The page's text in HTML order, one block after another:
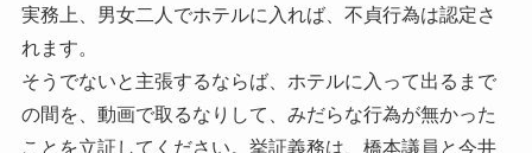
実務上、男女二人でホテルに入れば、不貞行為は認定さ
れます。
そうでないと主張するならば、ホテルに入って出るまで
の間を、動画で取るなりして、みだらな行為が無かった
ことを立証してください。挙証義務は、橋本議員と今井